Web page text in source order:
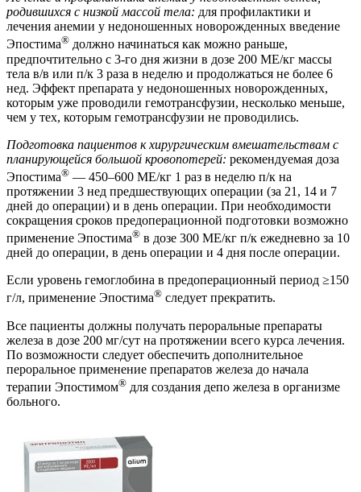
родившихся с низкой массой тела: для профилактики и
лечения анемии у недоношенных новорожденных введение
Эпостима® должно начинаться как можно раньше,
предпочтительно с 3-го дня жизни в дозе 200 МЕ/кг массы
тела в/в или п/к 3 раза в неделю и продолжаться не более 6
нед. Эффект препарата у недоношенных новорожденных,
которым уже проводили гемотрансфузии, несколько меньше,
чем у тех, которым гемотрансфузии не проводились.
Подготовка пациентов к хирургическим вмешательствам с
планирующейся большой кровопотерей: рекомендуемая доза
Эпостима® — 450–600 МЕ/кг 1 раз в неделю п/к на
протяжении 3 нед предшествующих операции (за 21, 14 и 7
дней до операции) и в день операции. При необходимости
сокращения сроков предоперационной подготовки возможно
применение Эпостима® в дозе 300 МЕ/кг п/к ежедневно за 10
дней до операции, в день операции и 4 дня после операции.
Если уровень гемоглобина в предоперационный период ≥150
г/л, применение Эпостима® следует прекратить.
Все пациенты должны получать пероральные препараты
железа в дозе 200 мг/сут на протяжении всего курса лечения.
По возможности следует обеспечить дополнительное
пероральное применение препаратов железа до начала
терапии Эпостимом® для создания депо железа в организме
больного.